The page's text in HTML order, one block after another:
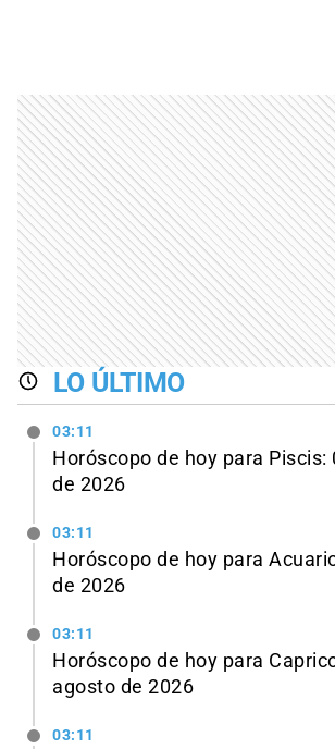
LO ÚLTIMO
03:11
Horóscopo de hoy para Piscis:
de 2026
03:11
Horóscopo de hoy para
de 2026
03:11
Horóscopo de hoy para
agosto de 2026
03:11